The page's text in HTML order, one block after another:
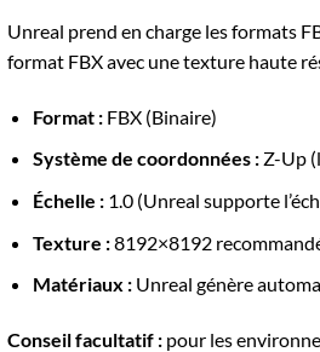
Unreal prend en charge les formats
format FBX avec une texture haute
Format :FBX (Binaire)
Système de coordonnées :Z-Up
Échelle :1.0 (Unreal supporte
Texture :8192×8192
Matériaux :Unreal génère
Conseil facultatif : pour les